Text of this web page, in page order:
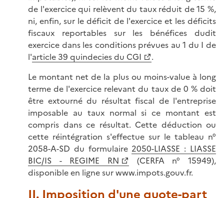
de l'exercice qui relèvent du taux réduit de 15 %,
ni, enfin, sur le déficit de l'exercice et les déficits
fiscaux reportables sur les bénéfices dudit
exercice dans les conditions prévues au 1 du I de
l'article 39 quindecies du CGI
.
Le montant net de la plus ou moins-value à long
terme de l'exercice relevant du taux de 0 % doit
être extourné du résultat fiscal de l'entreprise
imposable au taux normal si ce montant est
compris dans ce résultat. Cette déduction ou
cette réintégration s'effectue sur le tableau n°
2058-A-SD du formulaire 2050-LIASSE : LIASSE
BIC/IS - REGIME RN
(CERFA n° 15949),
disponible en ligne sur www.impots.gouv.fr.